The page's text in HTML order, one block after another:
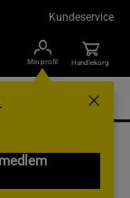
Kundeservice
Min profil Handlekorg